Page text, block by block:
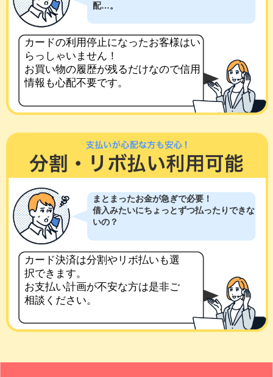
配…。
カードの利用停止になったお客様はい
らっしゃいません！
お買い物の履歴が残るだけなので信用
情報も心配不要です。
まとまったお金が急ぎで必要！
借入みたいにちょっとずつ払ったりできな
いの？
カード決済は分割やリボ払いも選
択できます。
お支払い計画が不安な方は是非ご
相談ください。